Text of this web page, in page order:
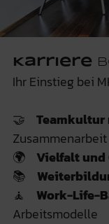
Karriere
Ihr Einstieg bei
🤝 Teamkultur
Zusammenarbeit
🌍 Vielfalt
📚
🧘 Work-Life-
Arbeitsmodelle